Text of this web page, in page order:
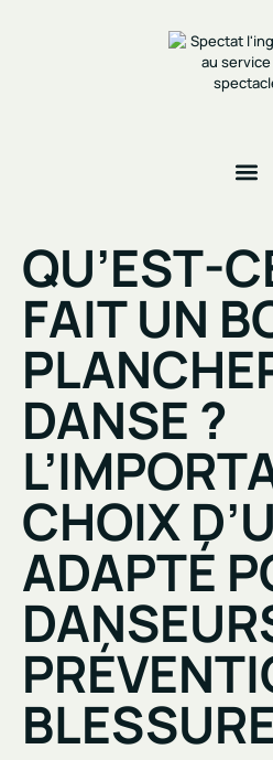
QU’EST-
FAIT UN
DANSE ?
CHOIX
ADAPTÉ